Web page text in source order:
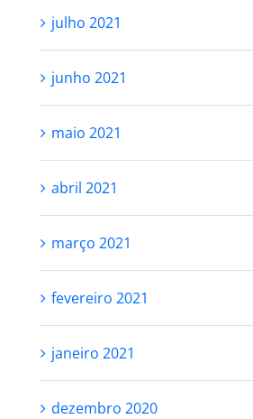
julho 2021
junho 2021
maio 2021
abril 2021
março 2021
fevereiro 2021
janeiro 2021
dezembro 2020